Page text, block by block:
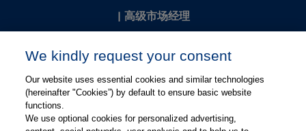
| 高级市场经理
kevin.chang@thieme.com
We kindly request your consent
Our website uses essential cookies and similar technologies
(hereinafter "Cookies”) by default to ensure basic website
functions.
We use optional cookies for personalized advertising,